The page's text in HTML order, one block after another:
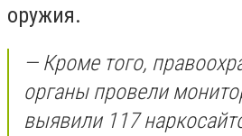
оружия.
— Кроме того,
органы провели
выявили 117